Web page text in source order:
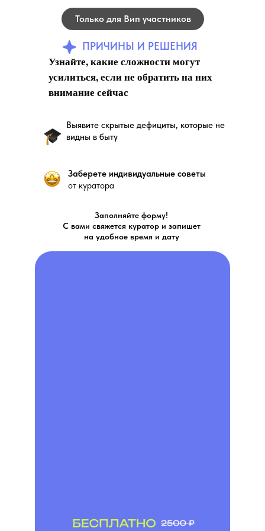
Выявите скрытые дефициты, которые не
видны в быту
Только для Вип участников
Заберете индивидуальные советы
от куратора
ПРИЧИНЫ И РЕШЕНИЯ
Заполняйте форму!
С вами свяжется куратор и запишет
на удобное время и дату
Узнайте, какие сложности могут
усилиться, если не обратить на них
внимание сейчас